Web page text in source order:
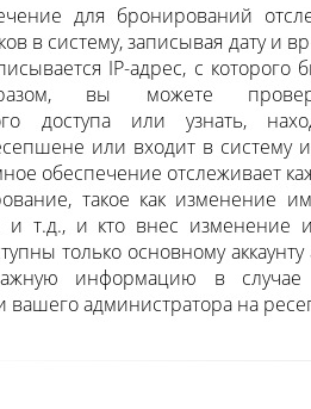
для бронирований
в систему, записывая дату и
IP-адрес, с которого
вы можете
доступа или узнать,
или входит в систему
обеспечение отслеживает
такое как изменение
т.д., и кто внес изменение
только основному
информацию в
вашего администратора на